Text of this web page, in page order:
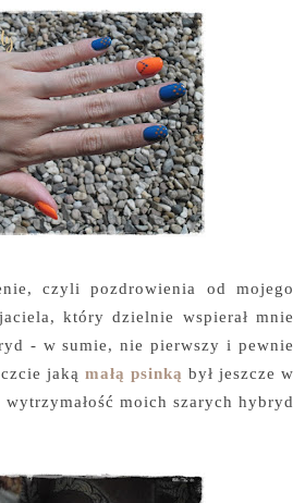
czyli pozdrowienia od mojego
który dzielnie wspierał mnie
- w sumie, nie pierwszy i pewnie
jaką małą psinką był jeszcze w
moich szarych hybryd